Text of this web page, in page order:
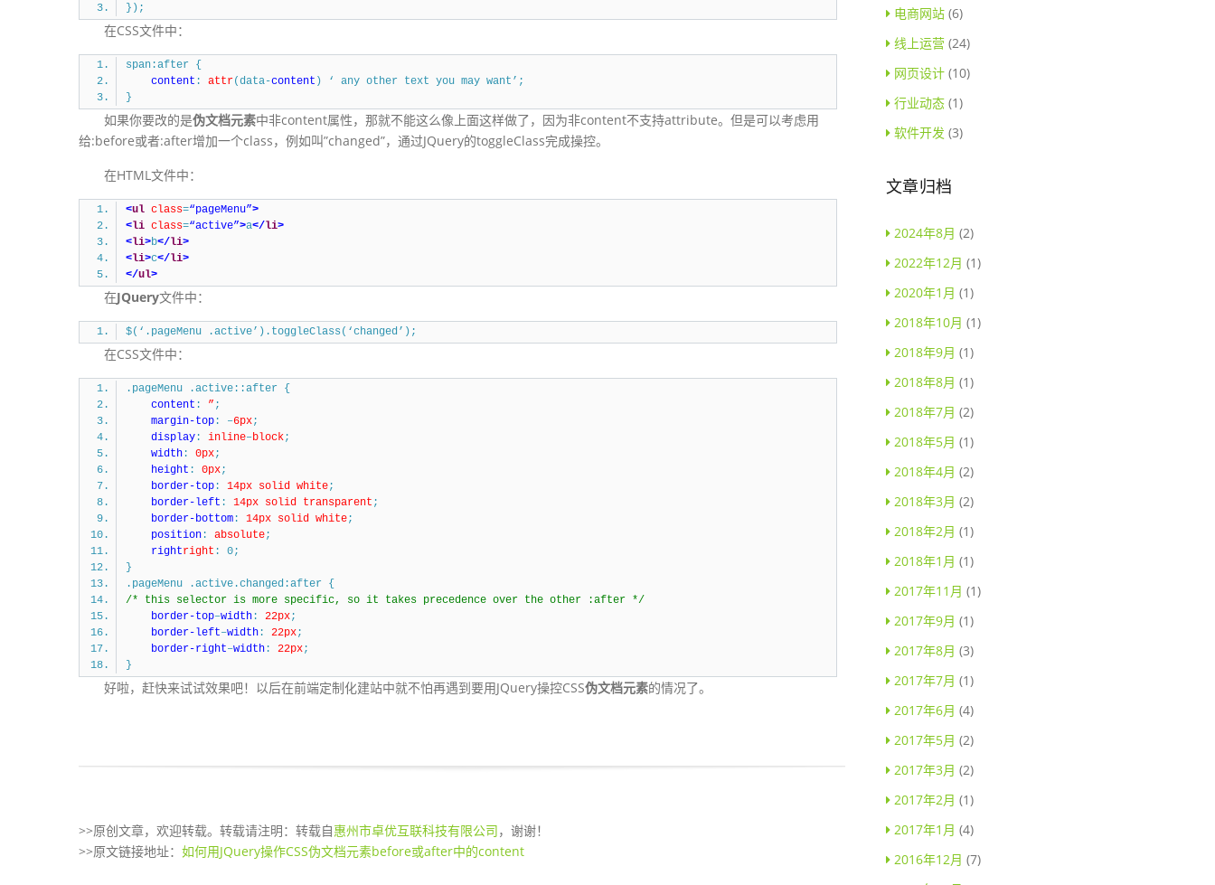
});
在CSS文件中：
span:after {
content : attr(data-content ) ‘ any other text you may want’;
}
如果你要改的是伪文档元素中非content属性，那就不能这么像上面这样做了，因为非content不支持attribute。但是可以考虑用
给:before或者:after增加一个class，例如叫”changed”，通过JQuery的toggleClass完成操控。
在HTML文件中：
<ul class=“pageMenu”>
<li class=“active”>a</li>
<li>b</li>
<li>c</li>
</ul>
在JQuery文件中：
$(‘.pageMenu .active’).toggleClass(‘changed’);
在CSS文件中：
.pageMenu .active::after {
content : ” ;
margin-top : –6px;
display : inline–block;
width : 0px;
height : 0px;
border-top : 14px solid white;
border-left : 14px solid transparent ;
border-bottom : 14px solid white;
position : absolute;
rightright : 0;
}
.pageMenu .active.changed:after {
/* this selector is more specific, so it takes precedence over the other :after */
border-top–width : 22px;
border-left–width : 22px;
border-right–width : 22px;
}
好啦，赶快来试试效果吧！以后在前端定制化建站中就不怕再遇到要用JQuery操控CSS伪文档元素的情况了。
>>原创文章，欢迎转载。转载请注明：转载自惠州市卓优互联科技有限公司，谢谢！
>>原文链接地址： 如何用JQuery操作CSS伪文档元素before或after中的content
电商网站(6)
线上运营(24)
网页设计(10)
行业动态(1)
软件开发 (3)
文章归档
2024年8月 (2)
2022年12月 (1)
2020年1月 (1)
2018年10月 (1)
2018年9月 (1)
2018年8月 (1)
2018年7月 (2)
2018年5月 (1)
2018年4月 (2)
2018年3月 (2)
2018年2月 (1)
2018年1月 (1)
2017年11月 (1)
2017年9月 (1)
2017年8月 (3)
2017年7月 (1)
2017年6月 (4)
2017年5月 (2)
2017年3月 (2)
2017年2月 (1)
2017年1月 (4)
2016年12月 (7)